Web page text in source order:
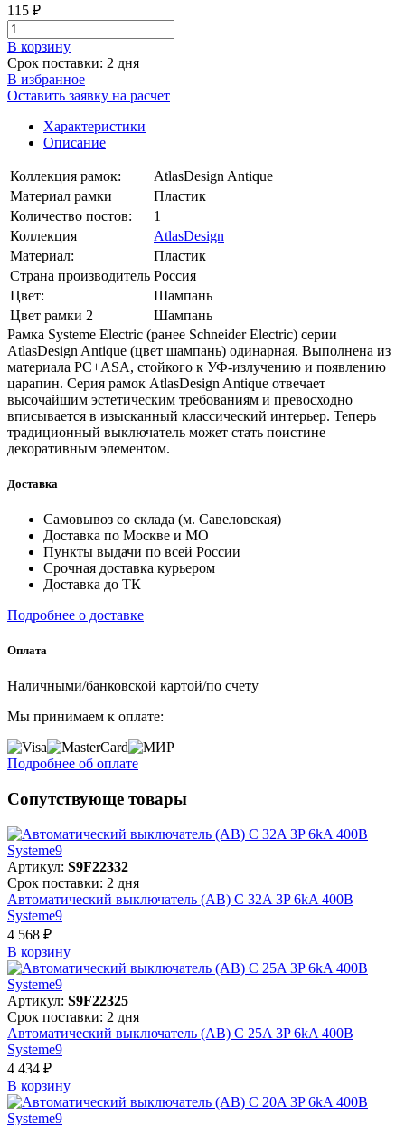
115 ₽
В корзинy
Срок поставки: 2 дня
В избранное
Оставить заявку на расчет
Характеристики
Описание
Коллекция рамок:
AtlasDesign Antique
Материал рамки
Пластик
Количество постов:
1
Коллекция
AtlasDesign
Материал:
Пластик
Страна производитель Россия
Цвет:
Шампань
Цвет рамки 2
Шампань
Рамка Systeme Electric (ранее Schneider Electric) серии
AtlasDesign Antique (цвет шампань) одинарная. Выполнена из
материала PС+ASA, стойкого к УФ-излучению и появлению
царапин. Серия рамок AtlasDesign Antique отвечает
высочайшим эстетическим требованиям и превосходно
вписывается в изысканный классический интерьер. Теперь
традиционный выключатель может стать поистине
декоративным элементом.
Доставка
Самовывоз со склада (м. Савеловская)
Доставка по Москве и МО
Пункты выдачи по всей России
Срочная доставка курьером
Доставка до ТК
Подробнее о доставке
Оплата
Наличными/банковской картой/по счету
Мы принимаем к оплате:
Подробнее об оплате
Сопутствующе товары
Артикул: S9F22332
Срок поставки: 2 дня
Автоматический выключатель (АВ) C 32A 3P 6kA 400В
Systeme9
4 568 ₽
В корзинy
Артикул: S9F22325
Срок поставки: 2 дня
Автоматический выключатель (АВ) C 25A 3P 6kA 400В
Systeme9
4 434 ₽
В корзинy